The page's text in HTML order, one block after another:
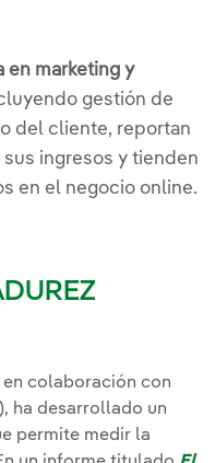
en marketing y
gestión de
del cliente, reportan
ingresos y tienden
en el negocio online.
colaboración con
ha desarrollado un
permite medir la